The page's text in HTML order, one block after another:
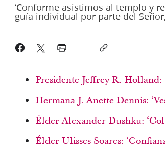
‘Conforme asistimos al templo y
guía individual por parte del
Presidente Jeffrey R. Holland:
Hermana J. Anette Dennis:
Élder Alexander Dushku:
Élder Ulisses Soares: